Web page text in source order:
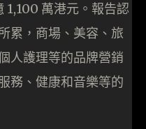
1,100 萬港元。報告認
累，商場、美容、旅
人護理等的品牌營銷
務、健康和音樂等的